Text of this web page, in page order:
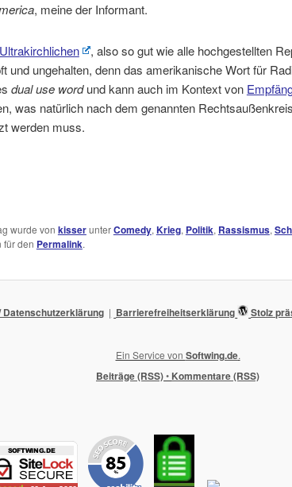
, meine der Informant.
Ultrakirchlichen
, also so gut wie alle hochgestellten
und ungehalten, denn das amerikanische Wort für
dual use wordund kann auch im Kontext von
was natürlich nach dem genannten
werden muss.
wurde von kisserunterComedy, Krieg, Politik, Rassismus,
für den Permalink.
Datenschutzerklärung Barrierefreiheitserklärung Stolz
Ein Service von Softwing.de.
Beiträge (RSS)• Kommentare (RSS)